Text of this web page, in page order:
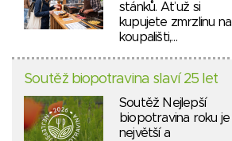
stánků. Ať už si
kupujete zmrzlinu na
koupališti,…
Soutěž biopotravina slaví 25 let
Soutěž Nejlepší
biopotravina roku je
největší a